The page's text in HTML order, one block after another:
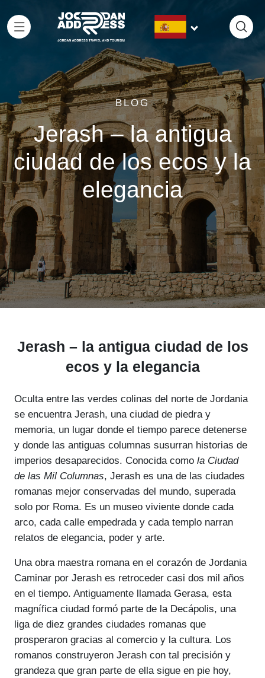
BLOG
Jerash – la antigua
ciudad de los ecos y la
elegancia
Jerash – la antigua ciudad de los
ecos y la elegancia
Oculta entre las verdes colinas del norte de Jordania
se encuentra Jerash, una ciudad de piedra y
memoria, un lugar donde el tiempo parece detenerse
y donde las antiguas columnas susurran historias de
imperios desaparecidos. Conocida como la Ciudad
de las Mil Columnas, Jerash es una de las ciudades
romanas mejor conservadas del mundo, superada
solo por Roma. Es un museo viviente donde cada
arco, cada calle empedrada y cada templo narran
relatos de elegancia, poder y arte.
Una obra maestra romana en el corazón de Jordania
Caminar por Jerash es retroceder casi dos mil años
en el tiempo. Antiguamente llamada Gerasa, esta
magnífica ciudad formó parte de la Decápolis, una
liga de diez grandes ciudades romanas que
prosperaron gracias al comercio y la cultura. Los
romanos construyeron Jerash con tal precisión y
grandeza que gran parte de ella sigue en pie hoy,